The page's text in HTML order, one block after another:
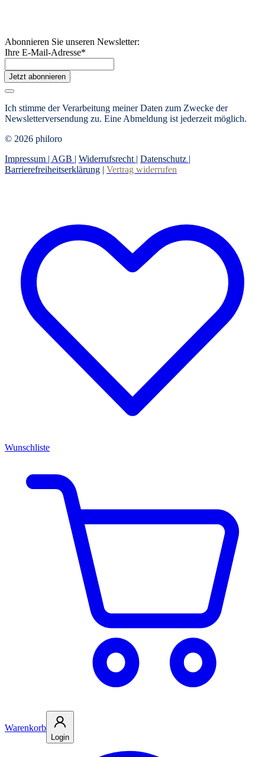
Abonnieren Sie unseren Newsletter:
Ihre E-Mail-Adresse*
Jetzt abonnieren
Ich stimme der Verarbeitung meiner Daten zum Zwecke der
Newsletterversendung zu. Eine Abmeldung ist jederzeit möglich.
© 2026 philoro
Impressum | AGB | Widerrufsrecht | Datenschutz |
Barrierefreiheitserklärung | Vertrag widerrufen
Wunschliste
Warenkorb
Login